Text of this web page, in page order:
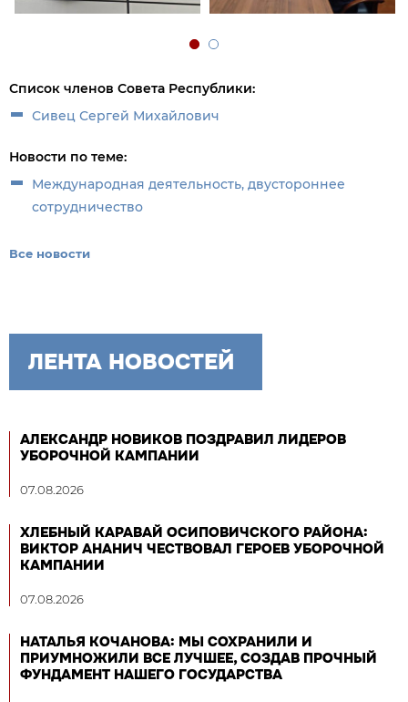
Список членов Совета Республики:
Сивец Сергей Михайлович
Новости по теме:
Международная деятельность, двустороннее
сотрудничество
Все новости
ЛЕНТА НОВОСТЕЙ
АЛЕКСАНДР НОВИКОВ ПОЗДРАВИЛ ЛИДЕРОВ
УБОРОЧНОЙ КАМПАНИИ
07.08.2026
ХЛЕБНЫЙ КАРАВАЙ ОСИПОВИЧСКОГО РАЙОНА:
ВИКТОР АНАНИЧ ЧЕСТВОВАЛ ГЕРОЕВ УБОРОЧНОЙ
КАМПАНИИ
07.08.2026
НАТАЛЬЯ КОЧАНОВА: МЫ СОХРАНИЛИ И
ПРИУМНОЖИЛИ ВСЕ ЛУЧШЕЕ, СОЗДАВ ПРОЧНЫЙ
ФУНДАМЕНТ НАШЕГО ГОСУДАРСТВА